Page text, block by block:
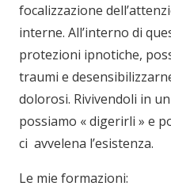
focalizzazione
interne. All’interno di
protezioni ipnotiche,
traumi e
dolorosi. Rivivendoli in
possiamo « digerirli » e
ci avvelena l’esistenza.
Le mie formazioni: